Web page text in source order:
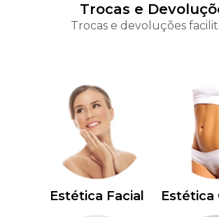
Trocas e
Trocas e devoluções
Estética Facial Estética